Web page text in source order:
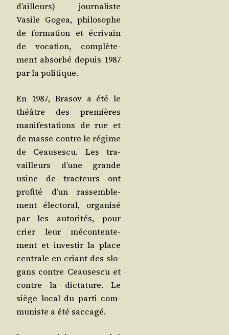
d’ailleurs) jour­na­liste
Vasile Gogea, phi­lo­sophe
de for­ma­tion et écri­vain
de voca­tion, com­plè­te­
ment absor­bé depuis 1987
par la politique.
En 1987, Bra­sov a été le
théâtre des pre­mières
mani­fes­ta­tions de rue et
de masse contre le régime
de Ceau­ses­cu. Les tra­
vailleurs d’une grande
usine de trac­teurs ont
pro­fi­té d’un ras­sem­ble­
ment élec­to­ral, orga­ni­sé
par les auto­ri­tés, pour
crier leur mécon­ten­te­
ment et inves­tir la place
cen­trale en criant des slo­
gans contre Ceau­ses­cu et
contre la dic­ta­ture. Le
siège local du par­ti com­
mu­niste a été saccagé.